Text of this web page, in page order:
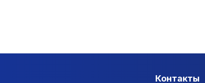
Контакты